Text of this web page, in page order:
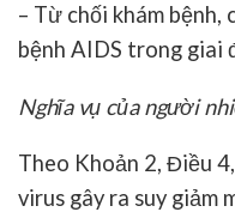
– Từ chối khám bệnh,
bệnh AIDS trong giai
Nghĩa vụ của người
Theo Khoản 2, Điều
virus gây ra suy giảm